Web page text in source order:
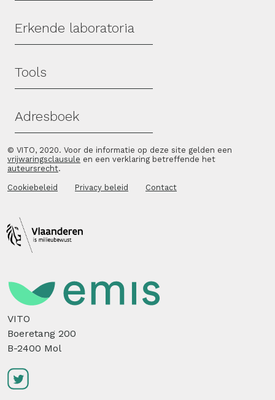
Erkende laboratoria
Tools
Adresboek
© VITO, 2020. Voor de informatie op deze site gelden een
vrijwaringsclausule en een verklaring betreffende het
auteursrecht.
Cookiebeleid Privacy beleid Contact
VITO
Boeretang 200
B-2400 Mol